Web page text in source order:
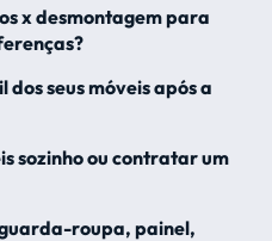
x desmontagem para
seus móveis após a
sozinho ou contratar um
roupa, painel,